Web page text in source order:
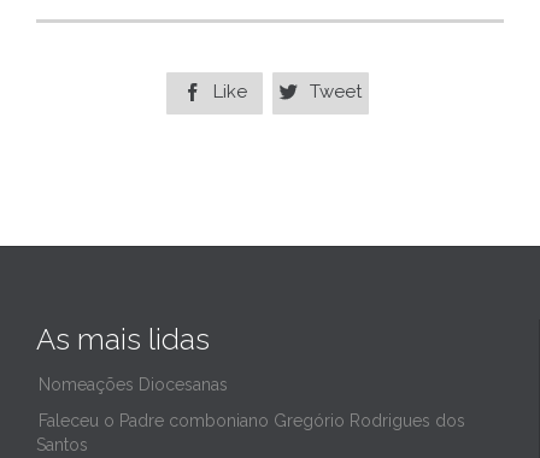
 Like  Tweet
As mais lidas
Nomeações Diocesanas
Faleceu o Padre comboniano Gregório Rodrigues dos
Santos